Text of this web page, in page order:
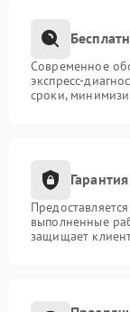
Современное
экспресс-
сроки,
выполненные
защищает